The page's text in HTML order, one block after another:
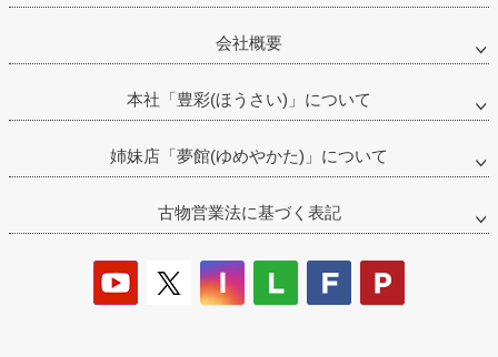
会社概要
本社「豊彩(ほうさい)」について
姉妹店「夢館(ゆめやかた)」について
古物営業法に基づく表記